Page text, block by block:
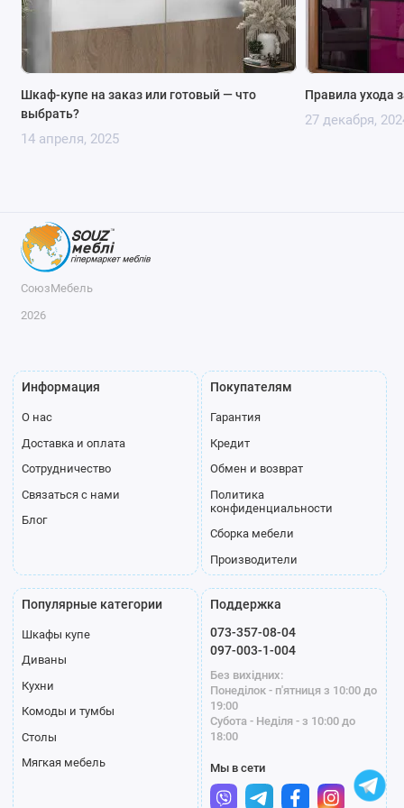
Качество: Все наши модели изготовлены из
качественных материалов, что гарантирует
Доступность: Вы можете выбрать модель, которая
идеально соответствует вашему бюджету.
Как заказать двухдверный шкаф купе для
оптимальный размер и дизайн.
Доставка и установка: Мы предлагаем доставку по Киеву и
области, а также установку мебели.
Шкаф-купе на заказ или готовый — что
выбрать?
14 апреля, 2025
Правила ухода
27 декабря,
СоюзМебель
2026
Информация
О нас
Доставка и оплата
Сотрудничество
Связаться с нами
Блог
Покупателям
Гарантия
Кредит
Обмен и возврат
Политика
конфиденциальности
Сборка мебели
Производители
Популярные категории
Шкафы купе
Диваны
Кухни
Комоды и тумбы
Столы
Мягкая мебель
Поддержка
073-357-08-04
097-003-1-004
Без вихідних:
Понеділок - п'ятниця з 10:00 до
19:00
Субота - Неділя - з 10:00 до
18:00
Мы в сети